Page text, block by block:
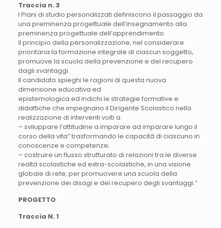
Traccia n. 3
I Piani di studio personalizzati definiscono il passaggio da
una preminenza progettuale dell’insegnamento alla
preminenza progettuale dell’apprendimento.
Il principio della personalizzazione, nel considerare
prioritaria la formazione integrale di ciascun soggetto,
promuove la scuola della prevenzione e del recupero
dagli svantaggi.
Il candidato spieghi le ragioni di questa nuova
dimensione educativa ed
epistemologica ed indichi le strategie formative e
didattiche che impegnano il Dirigente Scolastico nella
realizzazione di interventi volti a:
– sviluppare l’attitudine a imparare ad imparare lungo il
corso della vita” trasformando le capacità di ciascuno in
conoscenze e competenze;
– costruire un flusso strutturato di relazioni tra le diverse
realtà scolastiche ed extra-scolastiche, in una visione
globale di rete, per promuovere una scuola della
prevenzione dei disagi e del recupero degli svantaggi.”
PROGETTO
Traccia N. 1